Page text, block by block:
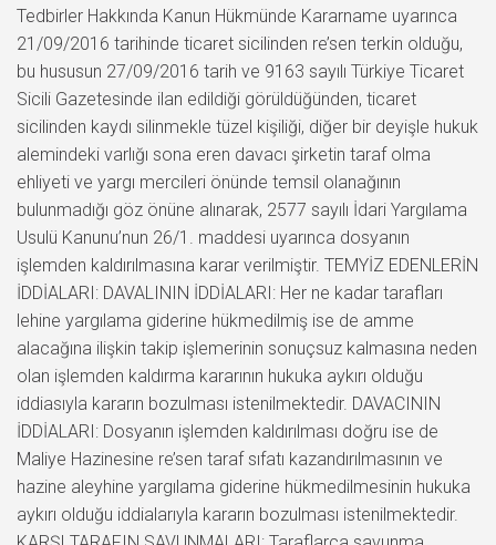
Tedbirler Hakkında Kanun Hükmünde Kararname uyarınca
21/09/2016 tarihinde ticaret sicilinden re’sen terkin olduğu,
bu hususun 27/09/2016 tarih ve 9163 sayılı Türkiye Ticaret
Sicili Gazetesinde ilan edildiği görüldüğünden, ticaret
sicilinden kaydı silinmekle tüzel kişiliği, diğer bir deyişle hukuk
alemindeki varlığı sona eren davacı şirketin taraf olma
ehliyeti ve yargı mercileri önünde temsil olanağının
bulunmadığı göz önüne alınarak, 2577 sayılı İdari Yargılama
Usulü Kanunu’nun 26/1. maddesi uyarınca dosyanın
işlemden kaldırılmasına karar verilmiştir. TEMYİZ EDENLERİN
İDDİALARI: DAVALININ İDDİALARI: Her ne kadar tarafları
lehine yargılama giderine hükmedilmiş ise de amme
alacağına ilişkin takip işlemerinin sonuçsuz kalmasına neden
olan işlemden kaldırma kararının hukuka aykırı olduğu
iddiasıyla kararın bozulması istenilmektedir. DAVACININ
İDDİALARI: Dosyanın işlemden kaldırılması doğru ise de
Maliye Hazinesine re’sen taraf sıfatı kazandırılmasının ve
hazine aleyhine yargılama giderine hükmedilmesinin hukuka
aykırı olduğu iddialarıyla kararın bozulması istenilmektedir.